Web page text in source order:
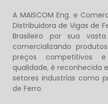
A MAISCOM Eng. e
Distribuidora de Vigas de
Brasileiro por sua
comercializando
preços competitivos
qualidade, é reconhecida
setores industrias como
de Ferro.